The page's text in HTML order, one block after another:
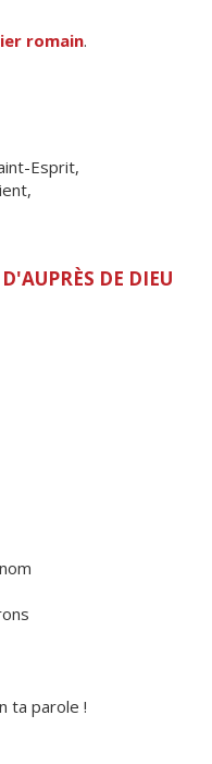
romain.
Esprit,
DE DIEU
ta parole !